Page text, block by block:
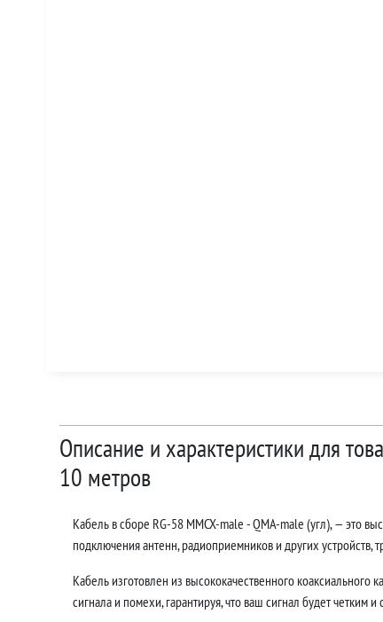
Описание и характеристики для
10 метров
Кабель в сборе RG-58 MMCX-male - QMA-male (угл), — это
подключения антенн, радиоприемников и других
Кабель изготовлен из высококачественного
сигнала и помехи, гарантируя, что ваш сигнал будет четким